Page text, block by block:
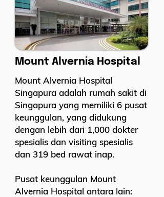
Mount Alvernia Hospital
Mount Alvernia Hospital
Singapura adalah rumah sakit di
Singapura yang memiliki 6 pusat
keunggulan, yang didukung
dengan lebih dari 1,000 dokter
spesialis dan visiting spesialis
dan 319 bed rawat inap.
Pusat keunggulan Mount
Alvernia Hospital antara lain: